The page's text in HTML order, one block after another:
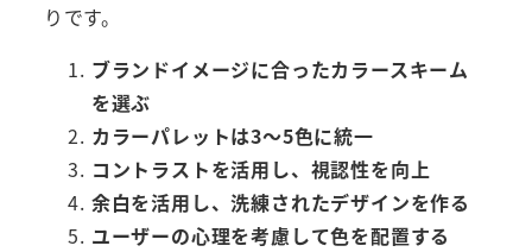
りです。
ブランドイメージに合ったカラースキーム
を選ぶ
カラーパレットは3～5色に統一
コントラストを活用し、視認性を向上
余白を活用し、洗練されたデザインを作る
ユーザーの心理を考慮して色を配置する